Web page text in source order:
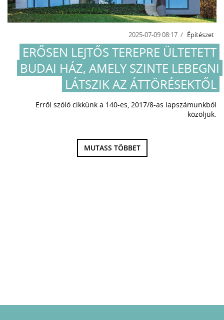
2025-07-09 08:17 Építészet
ERŐSEN LEJTŐS TEREPRE ÜLTETETT
BUDAI HÁZ, AMELY SZINTE LEBEGNI
LÁTSZIK AZ ÁTTÖRÉSEKTŐL
Erről szóló cikkünk a 140-es, 2017/8-as lapszámunkból
közöljük.
MUTASS TÖBBET